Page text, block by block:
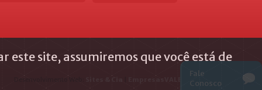
Fale
Conosco
este site, assumiremos que você está de